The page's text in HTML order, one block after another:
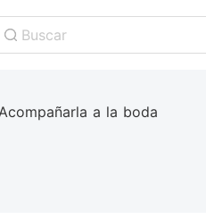
Buscar
a la boda